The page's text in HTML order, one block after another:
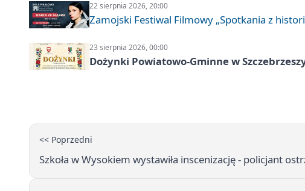
22 sierpnia 2026, 20:00
Zamojski Festiwal Filmowy „Spotkania z
23 sierpnia 2026, 00:00
Dożynki Powiatowo-Gminne w
<< Poprzedni
Szkoła w Wysokiem wystawiła inscenizację - policjant